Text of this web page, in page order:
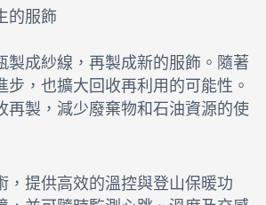
的服飾
製成紗線，再製成新的服飾。隨著
步，也擴大回收再利用的可能性。
再製，減少廢棄物和石油資源的使
，提供高效的溫控與登山保暖功